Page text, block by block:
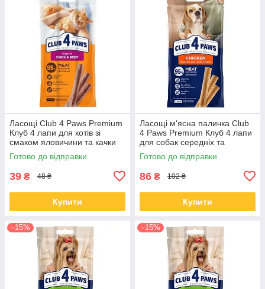
Ласощі Club 4 Paws Premium
Клуб 4 лапи для котів зі
смаком яловичини та качки
15 гр
Готово до відправки
39 ₴ 48 ₴
Купити
Ласощі м'ясна паличка Club
4 Paws Premium Клуб 4 лапи
для собак середніх та
великих порід з куркою 60 гр
Готово до відправки
86 ₴ 102 ₴
Купити
–15% –15%